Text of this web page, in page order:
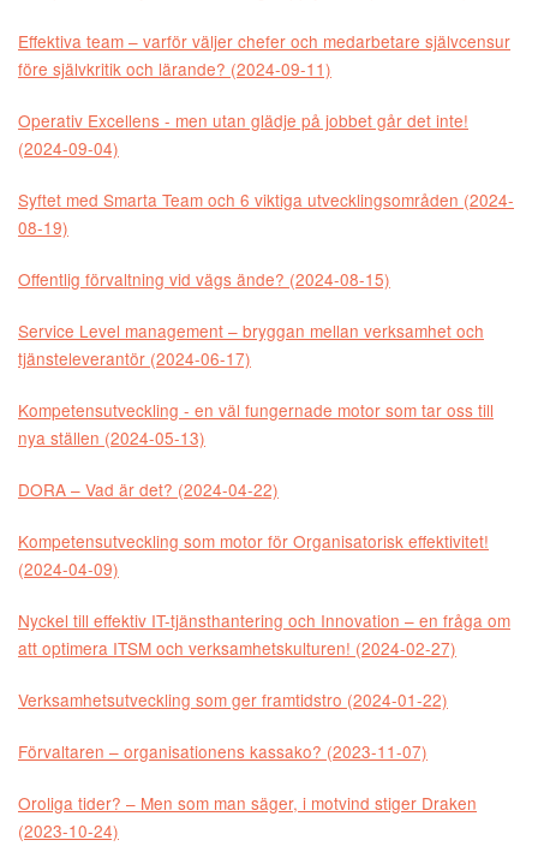
Effektiva team – varför väljer chefer och medarbetare självcensur
före självkritik och lärande? (2024-09-11)
Operativ Excellens - men utan glädje på jobbet går det inte!
(2024-09-04)
Syftet med Smarta Team och 6 viktiga utvecklingsområden (2024-
08-19)
Offentlig förvaltning vid vägs ände? (2024-08-15)
Service Level management – bryggan mellan verksamhet och
tjänsteleverantör (2024-06-17)
Kompetensutveckling - en väl fungernade motor som tar oss till
nya ställen (2024-05-13)
DORA – Vad är det? (2024-04-22)
Kompetensutveckling som motor för Organisatorisk effektivitet!
(2024-04-09)
Nyckel till effektiv IT-tjänsthantering och Innovation – en fråga om
att optimera ITSM och verksamhetskulturen! (2024-02-27)
Verksamhetsutveckling som ger framtidstro (2024-01-22)
Förvaltaren – organisationens kassako? (2023-11-07)
Oroliga tider? – Men som man säger, i motvind stiger Draken
(2023-10-24)